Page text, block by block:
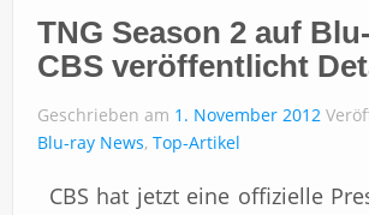
Kinofilme
Blu-ray / 4K
Über uns
TNG Season 2 auf
CBS veröffentlicht
Geschrieben am 1. November 2012
Blu-ray News, Top-Artikel
CBS hat jetzt eine offizielle